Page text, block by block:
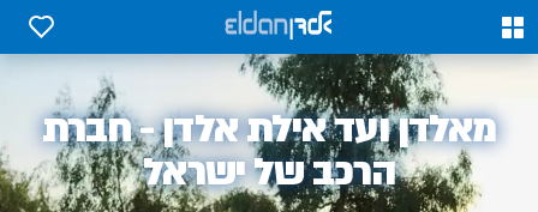
0
0
אלדן
מאלדן ועד אילת אלדן - חברת
הרכב של ישראל